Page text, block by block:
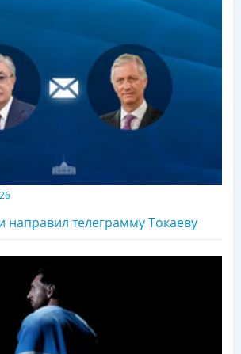
направил телеграмму Токаеву